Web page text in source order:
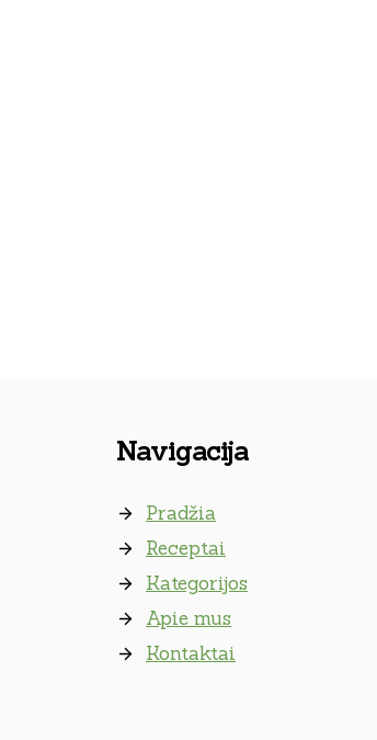
Navigacija
Pradžia
Receptai
Kategorijos
Apie mus
Kontaktai